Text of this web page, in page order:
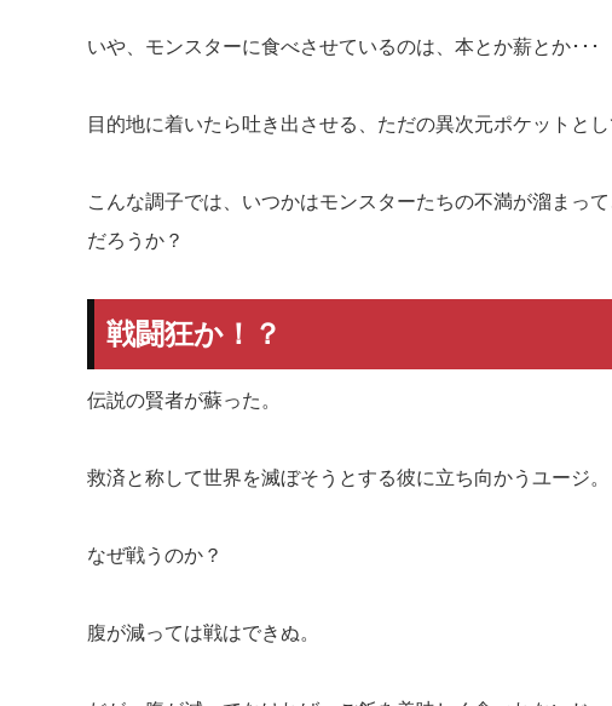
いや、モンスターに食べさせているのは、本とか薪とか･･･
目的地に着いたら吐き出させる、ただの異次元ポケットと
こんな調子では、いつかはモンスターたちの不満が溜まっ
だろうか？
戦闘狂か！？
伝説の賢者が蘇った。
救済と称して世界を滅ぼそうとする彼に立ち向かうユージ。
なぜ戦うのか？
腹が減っては戦はできぬ。